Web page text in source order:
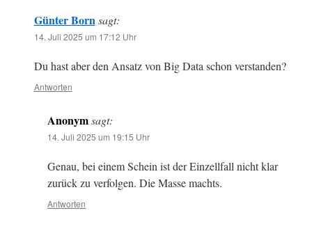
Günter Born sagt:
14. Juli 2025 um 17:12 Uhr
Du hast aber den Ansatz von Big Data schon verstanden?
Antworten
Anonymsagt:
14. Juli 2025 um 19:15 Uhr
Genau, bei einem Schein ist der Einzellfall nicht klar
zurück zu verfolgen. Die Masse machts.
Antworten